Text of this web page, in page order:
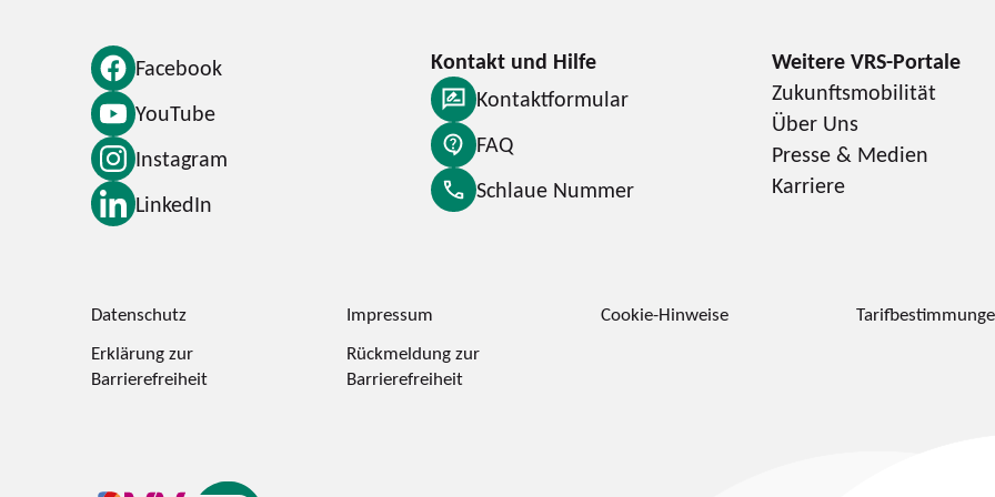
Facebook
YouTube
Instagram
LinkedIn
Kontaktformular
FAQ
Schlaue Nummer
Zukunftsmobilität
Über Uns
Presse & Medien
Karriere
Datenschutz Impressum Cookie-Hinweise
Erklärung zur
Barrierefreiheit
Rückmeldung zur
Barrierefreiheit